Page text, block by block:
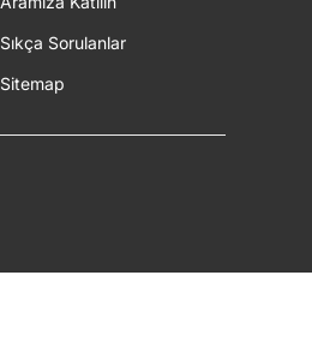
Sıkça Sorulanlar
Sitemap